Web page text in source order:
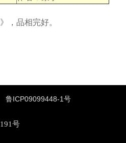
，品相完好。
鲁ICP09099448-1号
号